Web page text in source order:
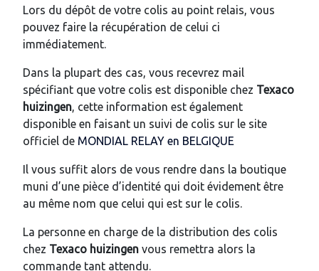
Lors du dépôt de votre colis au point relais, vous
pouvez faire la récupération de celui ci
immédiatement.
Dans la plupart des cas, vous recevrez mail
spécifiant que votre colis est disponible chez Texaco
huizingen, cette information est également
disponible en faisant un suivi de colis sur le site
officiel de MONDIAL RELAY en BELGIQUE
Il vous suffit alors de vous rendre dans la boutique
muni d’une pièce d’identité qui doit évidement être
au même nom que celui qui est sur le colis.
La personne en charge de la distribution des colis
chez Texaco huizingen vous remettra alors la
commande tant attendu.